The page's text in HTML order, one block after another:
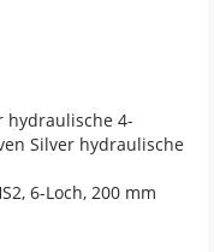
hydraulische 4-
Silver hydraulische
6-Loch, 200 mm